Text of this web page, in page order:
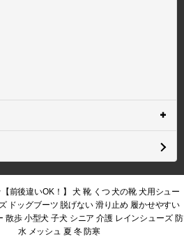
前後違いOK！】 犬 靴 くつ 犬の靴 犬用シュー
ドッグブーツ 脱げない 滑り止め 履かせやすい
散歩 小型犬 子犬 シニア 介護 レインシューズ 防
水 メッシュ 夏 冬 防寒